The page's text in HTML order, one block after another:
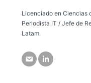
Licenciado en Ciencias
Periodista IT / Jefe de
Latam.